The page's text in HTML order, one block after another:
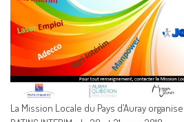
La Mission Locale du Pays d’Auray